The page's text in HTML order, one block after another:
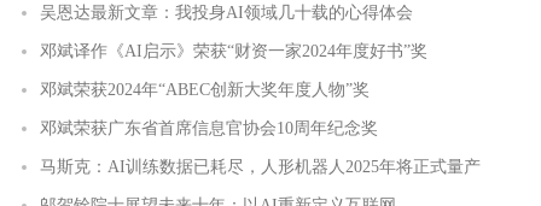
吴恩达最新文章：我投身AI领域几十载的心得体会
邓斌译作《AI启示》荣获“财资一家2024年度好书”奖
邓斌荣获2024年“ABEC创新大奖年度人物”奖
邓斌荣获广东省首席信息官协会10周年纪念奖
马斯克：AI训练数据已耗尽，人形机器人2025年将正式量产